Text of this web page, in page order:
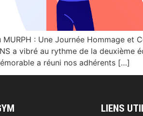
: Une Journée Hommage et
a vibré au rythme de la deuxième
a réuni nos adhérents […]
LIENS